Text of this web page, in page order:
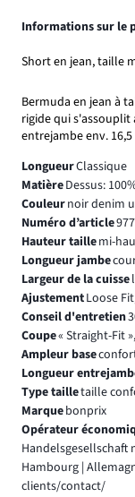
Informations sur le
Short en jean, taille
Bermuda en jean à
rigide qui s'assouplit
entrejambe env.
LongueurClassique
MatièreDessus:
Couleurnoir denim
Numéro d’article
Hauteur taillemi-
Longueur jambe
Largeur de la cuisse
AjustementLoose
Conseil d'entretien
Coupe« Straight-Fit
Ampleur base
Longueur
Type tailletaille
Marquebonprix
Opérateur
Handelsgesellschaft
Hambourg |
clients/contact/